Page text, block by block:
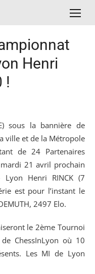
Henri
!
sous la bannière de
ville et de la Métropole
de 24 Partenaires
21 avril prochain
Lyon Henri RINCK (7
est pour l’instant le
2497 Elo.
le 2ème Tournoi
ChessInLyon où 10
Les MI de Lyon